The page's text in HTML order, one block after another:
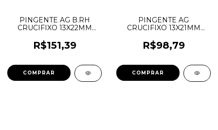
PINGENTE AG B.RH
CRUCIFIXO 13X22MM
CRISTO LISO AU
DRNPIRH.1593
R$151,39
PINGENTE AG
CRUCIFIXO 13X21MM
LOSANGULO COM
CRISTO LISO
R$98,79